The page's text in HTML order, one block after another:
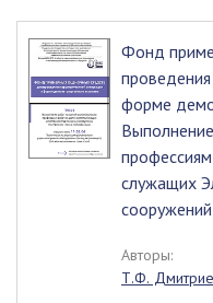
Фонд
форме
служащих
Авторы:
Т.Ф.